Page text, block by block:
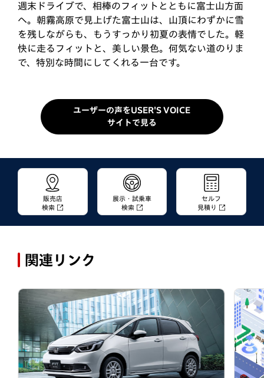
納車されてから3年が経ちました。乗れば乗るほどフ
ィットの良さがジワジワと伝わってきて、乗る人の事
をよく考えて作られているんだな、という事を実感し
ています。現行型のコンセプトである「心地良い」と
いうのはこういう事なんですね！個人的にお気に入り
この春車を買い替えることになり、以前代車で乗った
際に、加速と取り回しの良さを感じていたフィットを
購入することにしました。代車で乗ったのはe:HEVの
CROSSTARでしたが、走りにも拘りたかったので
e:HEVのRSを選択。納車された翌週末には、早速、
週末ドライブで、相棒のフィットとともに富士山方面
へ。朝霧高原で見上げた富士山は、山頂にわずかに雪
を残しながらも、もうすっかり初夏の表情でした。軽
快に走るフィットと、美しい景色。何気ない道のりま
で、特別な時間にしてくれる一台です。
ユーザーの声をUSER'S VOICE
サイトで見る
販売店
検索
展示・試乗車
検索
セルフ
見積り
関連リンク